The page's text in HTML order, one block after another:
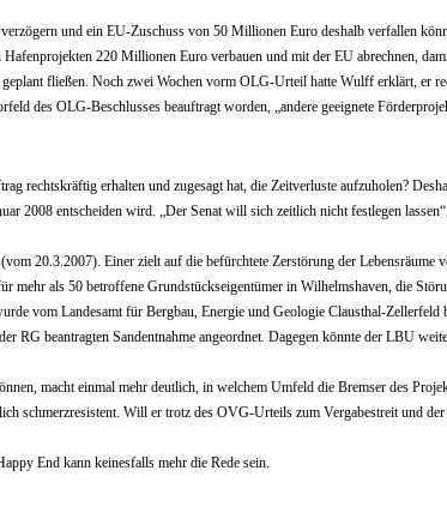
und ein EU-Zuschuss von 50 Millionen Euro deshalb verfallen
220 Millionen Euro verbauen und mit der EU abrechnen,
fließen. Noch zwei Wochen vorm OLG-Urteil hatte Wulff erklärt, er
des OLG-Beschlusses beauftragt worden, „andere geeignete
rechtskräftig erhalten und zugesagt hat, die Zeitverluste aufzuholen?
2008 entscheiden wird. „Der Senat will sich zeitlich nicht festlegen
20.3.2007). Einer zielt auf die befürchtete Zerstörung der
als 50 betroffene Grundstückseigentümer in Wilhelmshaven, die
vom Landesamt für Bergbau, Energie und Geologie Clausthal-
beantragten Sandentnahme angeordnet. Dagegen könnte der LBU
macht einmal mehr deutlich, in welchem Umfeld die Bremser des
schmerzresistent. Will er trotz des OVG-Urteils zum Vergabestreit und
End kann keinesfalls mehr die Rede sein.